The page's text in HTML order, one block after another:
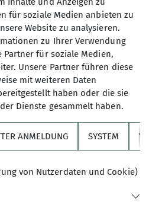
für soziale Medien anbieten zu
Website zu analysieren.
zu Ihrer Verwendung
Partner für soziale Medien,
Unsere Partner führen diese
mit weiteren Daten
haben oder die sie
Dienste gesammelt haben.
ANMELDUNG SYSTEM
von Nutzerdaten und Cookie)